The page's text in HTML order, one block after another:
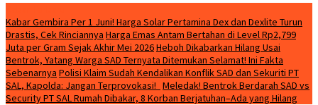
Kabar Gembira Per 1 Juni! Harga Solar Pertamina Dex dan Dexlite Turun
Drastis, Cek Rinciannya Harga Emas Antam Bertahan di Level Rp2,799
Juta per Gram Sejak Akhir Mei 2026Heboh Dikabarkan Hilang Usai
Bentrok, Yatang Warga SAD Ternyata Ditemukan Selamat! Ini Fakta
Sebenarnya Polisi Klaim Sudah Kendalikan Konflik SAD dan Sekuriti PT
SAL, Kapolda: Jangan Terprovokasi! Meledak! Bentrok Berdarah SAD vs
Security PT SAL Rumah Dibakar, 8 Korban Berjatuhan–Ada yang Hilang